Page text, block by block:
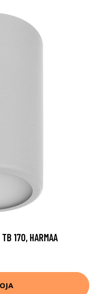
170, HARMAA